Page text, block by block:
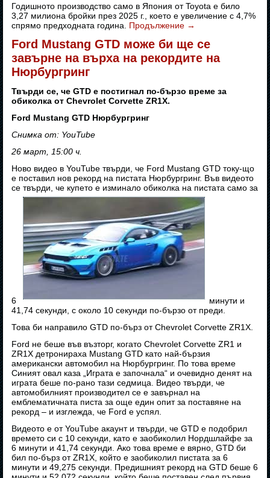
Годишното производство само в Япония от Toyota е било
3,27 милиона бройки през 2025 г., което е увеличение с 4,7%
спрямо предходната година. Продължение →
Ford Mustang GTD може би ще се
завърне на върха на рекордите на
Нюрбургринг
Твърди се, че GTD е постигнал по-бързо време за
обиколка от Chevrolet Corvette ZR1X.
Ford Mustang GTD Нюрбургринг
Снимка от: YouTube
26 март, 15:00 ч.
Ново видео в YouTube твърди, че Ford Mustang GTD току-що
е поставил нов рекорд на пистата Нюрбургринг. Във видеото
се твърди, че купето е изминало обиколка на пистата само за
6
минути и
41,74 секунди, с около 10 секунди по-бързо от преди.
Това би направило GTD по-бърз от Chevrolet Corvette ZR1X.
Ford не беше във възторг, когато Chevrolet Corvette ZR1 и
ZR1X детронираха Mustang GTD като най-бързия
американски автомобил на Нюрбургринг. По това време
Синият овал каза „Играта е започнала“ и очевидно денят на
играта беше по-рано тази седмица. Видео твърди, че
автомобилният производител се е завърнал на
емблематичната писта за още един опит за поставяне на
рекорд – и изглежда, че Ford е успял.
Видеото е от YouTube акаунт и твърди, че GTD е подобрил
времето си с 10 секунди, като е заобиколил Нордшлайфе за
6 минути и 41,74 секунди. Ако това време е вярно, GTD би
бил по-бърз от ZR1X, който е заобиколил пистата за 6
минути и 49,275 секунди. Предишният рекорд на GTD беше 6